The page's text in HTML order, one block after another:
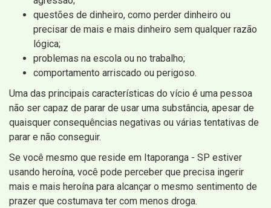
questões de dinheiro, como perder dinheiro ou
precisar de mais e mais dinheiro sem qualquer razão
lógica;
problemas na escola ou no trabalho;
comportamento arriscado ou perigoso.
Uma das principais características do vício é uma pessoa
não ser capaz de parar de usar uma substância, apesar de
quaisquer consequências negativas ou várias tentativas de
parar e não conseguir.
Se você mesmo que reside em Itaporanga - SP estiver
usando heroína, você pode perceber que precisa ingerir
mais e mais heroína para alcançar o mesmo sentimento de
prazer que costumava ter com menos droga.